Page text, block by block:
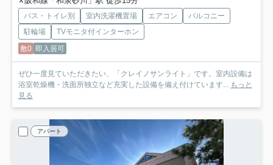
バス・トイレ別 室内洗濯機置場 エアコン
バルコニー
駐輪場
TVモニタ付インターホン
敷0 即入居可
ぜひ一度見ていただきたい、「クレイノサンライト」です。室内設備は
浴室乾燥機・洗面所独立など充実した設備を備え付けています...
もっと
見る
アパート